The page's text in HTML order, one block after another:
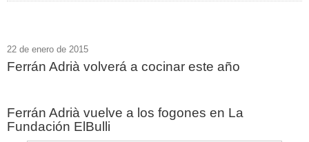
22 de enero de 2015
Ferrán Adrià volverá a cocinar este año
Ferrán Adrià vuelve a los fogones en La
Fundación ElBulli